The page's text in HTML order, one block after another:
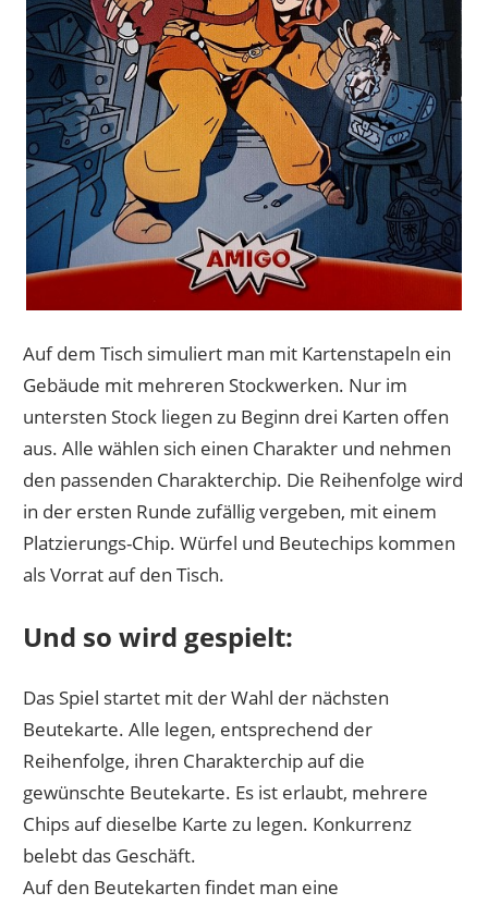
Auf dem Tisch simuliert man mit Kartenstapeln ein
Gebäude mit mehreren Stockwerken. Nur im
untersten Stock liegen zu Beginn drei Karten offen
aus. Alle wählen sich einen Charakter und nehmen
den passenden Charakterchip. Die Reihenfolge wird
in der ersten Runde zufällig vergeben, mit einem
Platzierungs-Chip. Würfel und Beutechips kommen
als Vorrat auf den Tisch.
Und so wird gespielt:
Das Spiel startet mit der Wahl der nächsten
Beutekarte. Alle legen, entsprechend der
Reihenfolge, ihren Charakterchip auf die
gewünschte Beutekarte. Es ist erlaubt, mehrere
Chips auf dieselbe Karte zu legen. Konkurrenz
belebt das Geschäft.
Auf den Beutekarten findet man eine